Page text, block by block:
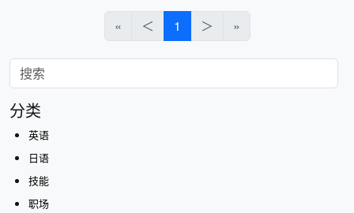
« ＜ 1 ＞ »
分类
英语
日语
技能
职场